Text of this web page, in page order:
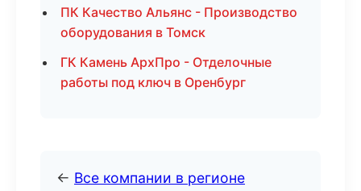
ПК Качество Альянс - Производство
оборудования в Томск
ГК Камень АрхПро - Отделочные
работы под ключ в Оренбург
← Все компании в регионе